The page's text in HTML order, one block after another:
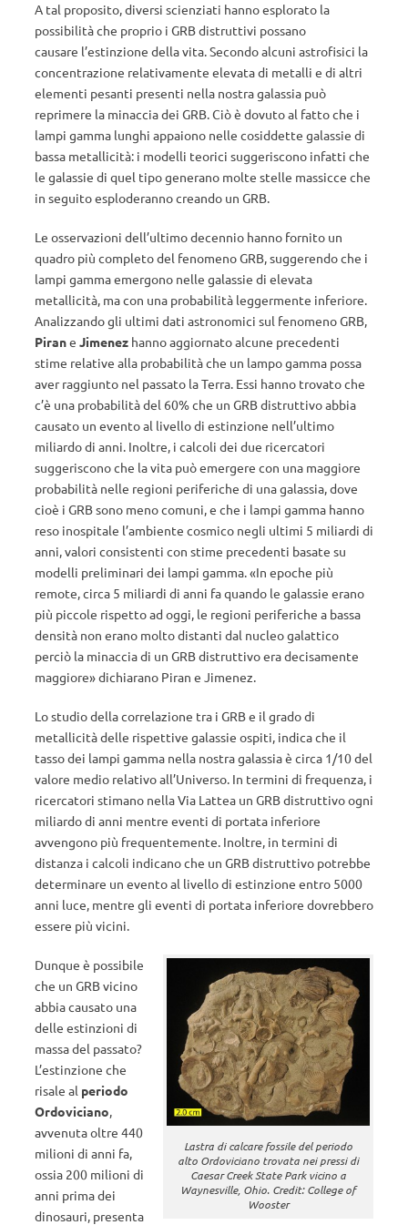
A tal proposito, diversi scienziati hanno esplorato la
possibilità che proprio i GRB distruttivi possano
causare l’estinzione della vita. Secondo alcuni astrofisici la
concentrazione relativamente elevata di metalli e di altri
elementi pesanti presenti nella nostra galassia può
reprimere la minaccia dei GRB. Ciò è dovuto al fatto che i
lampi gamma lunghi appaiono nelle cosiddette galassie di
bassa metallicità: i modelli teorici suggeriscono infatti che
le galassie di quel tipo generano molte stelle massicce che
in seguito esploderanno creando un GRB.
Le osservazioni dell’ultimo decennio hanno fornito un
quadro più completo del fenomeno GRB, suggerendo che i
lampi gamma emergono nelle galassie di elevata
metallicità, ma con una probabilità leggermente inferiore.
Analizzando gli ultimi dati astronomici sul fenomeno GRB,
Pirane Jimenez hanno aggiornato alcune precedenti
stime relative alla probabilità che un lampo gamma possa
aver raggiunto nel passato la Terra. Essi hanno trovato che
c’è una probabilità del 60% che un GRB distruttivo abbia
causato un evento al livello di estinzione nell’ultimo
miliardo di anni. Inoltre, i calcoli dei due ricercatori
suggeriscono che la vita può emergere con una maggiore
probabilità nelle regioni periferiche di una galassia, dove
cioè i GRB sono meno comuni, e che i lampi gamma hanno
reso inospitale l’ambiente cosmico negli ultimi 5 miliardi di
anni, valori consistenti con stime precedenti basate su
modelli preliminari dei lampi gamma. «In epoche più
remote, circa 5 miliardi di anni fa quando le galassie erano
più piccole rispetto ad oggi, le regioni periferiche a bassa
densità non erano molto distanti dal nucleo galattico
perciò la minaccia di un GRB distruttivo era decisamente
maggiore» dichiarano Piran e Jimenez.
Lo studio della correlazione tra i GRB e il grado di
metallicità delle rispettive galassie ospiti, indica che il
tasso dei lampi gamma nella nostra galassia è circa 1/10 del
valore medio relativo all’Universo. In termini di frequenza, i
ricercatori stimano nella Via Lattea un GRB distruttivo ogni
miliardo di anni mentre eventi di portata inferiore
avvengono più frequentemente. Inoltre, in termini di
distanza i calcoli indicano che un GRB distruttivo potrebbe
determinare un evento al livello di estinzione entro 5000
anni luce, mentre gli eventi di portata inferiore dovrebbero
essere più vicini.
Lastra di calcare fossile del periodo
alto Ordoviciano trovata nei pressi di
Caesar Creek State Park vicino a
Waynesville, Ohio. Credit: College of
Wooster
Dunque è possibile
che un GRB vicino
abbia causato una
delle estinzioni di
massa del passato?
L’estinzione che
risale al periodo
Ordoviciano,
avvenuta oltre 440
milioni di anni fa,
ossia 200 milioni di
anni prima dei
dinosauri, presenta